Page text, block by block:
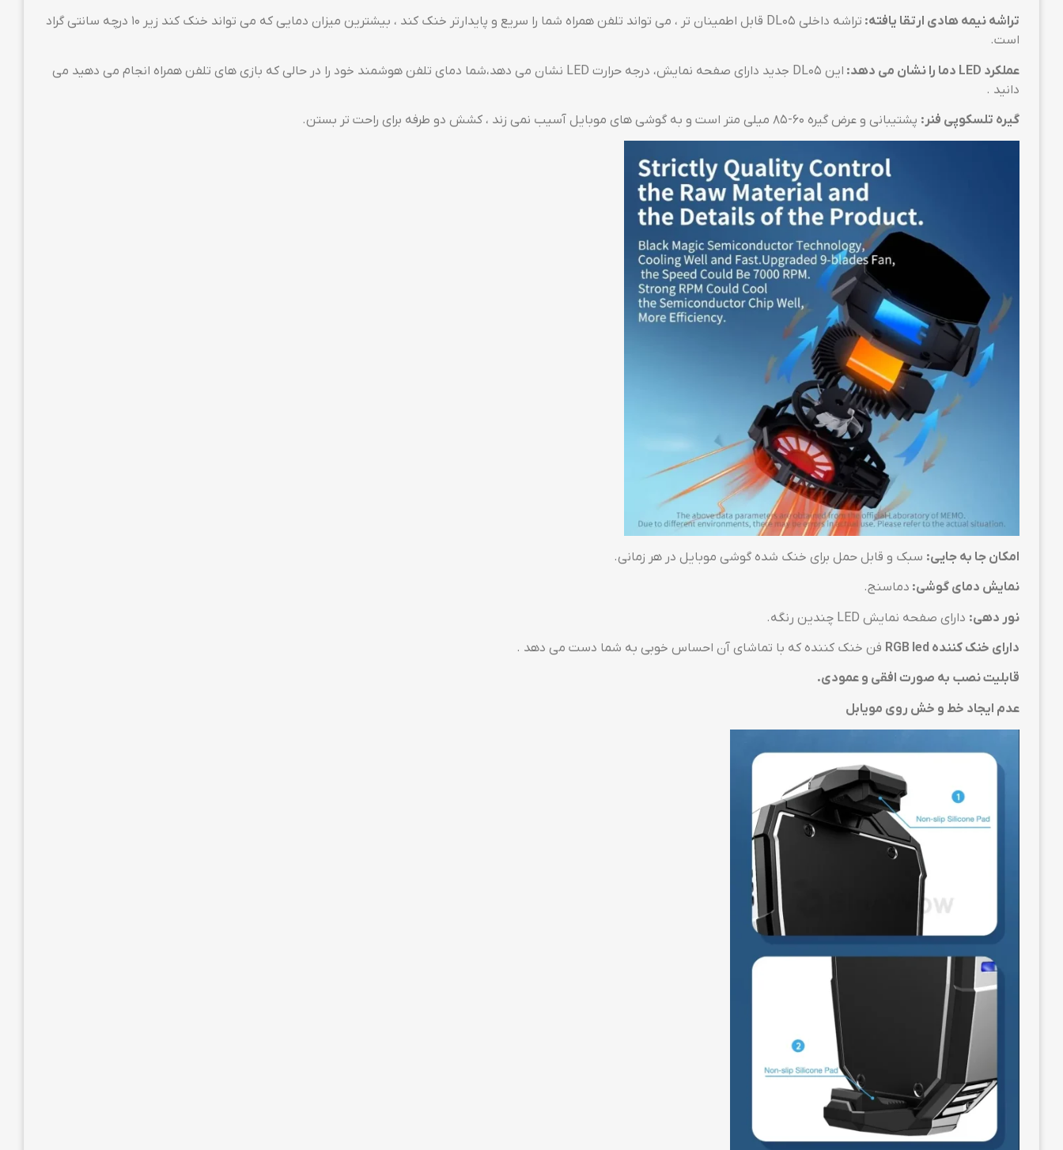
تراشه نیمه هادی ارتقا یافته:
تراشه داخلی DL05 قابل اطمینان تر ، می تواند تلفن همراه شما را سریع و پایدارتر خنک کند ، بیشترین میزان دمایی که می تواند خنک کند زیر ۱۰ درچه سانتی گراد
است.
عملکرد LED دما را نشان می دهد:
این DL05 جدید دارای صفحه نمایش، درجه حرارت LED نشان می دهد،شما دمای تلفن هوشمند خود را در حالی که بازی های تلفن همراه انجام می دهید می
دانید .
گیره تلسکوپی فنر: پشتیبانی و عرض گیره 60-85 میلی متر است و به گوشی های موبایل آسیب نمی زند ، کشش دو طرفه برای راحت تر بستن.
امکان جا به جایی: سبک و قابل حمل برای خنک شده گوشی موبایل در هر زمانی.
نمایش دمای گوشی: دماسنج.
نور دهی: دارای صفحه نمایش LED چندین رنگه.
دارای خنک کننده RGB led فن خنک کننده که با تماشای آن احساس خوبی به شما دست می دهد .
قابلیت نصب به صورت افقی و عمودی.
عدم ایجاد خط و خش روی مویابل